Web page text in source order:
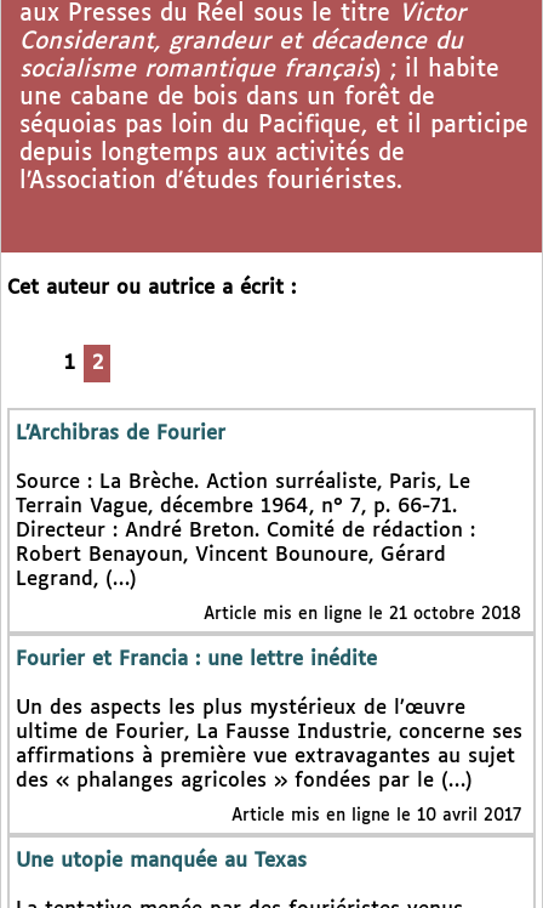
aux Presses du Réel sous le titre
Victor
Considerant, grandeur et décadence du
socialisme romantique français) ; il habite
une cabane de bois dans un forêt de
séquoias pas loin du Pacifique, et il participe
depuis longtemps aux activités de
l’Association d’études fouriéristes.
Cet auteur ou autrice a écrit :
1 2
L’Archibras de Fourier
Source : La Brèche. Action surréaliste, Paris, Le
Terrain Vague, décembre 1964, n° 7, p. 66-71.
Directeur : André Breton. Comité de rédaction :
Robert Benayoun, Vincent Bounoure, Gérard
Legrand, (…)
Article mis en ligne le 21 octobre 2018
Fourier et Francia : une lettre inédite
Un des aspects les plus mystérieux de l’œuvre
ultime de Fourier, La Fausse Industrie, concerne ses
affirmations à première vue extravagantes au sujet
des « phalanges agricoles » fondées par le (…)
Article mis en ligne le 10 avril 2017
Une utopie manquée au Texas